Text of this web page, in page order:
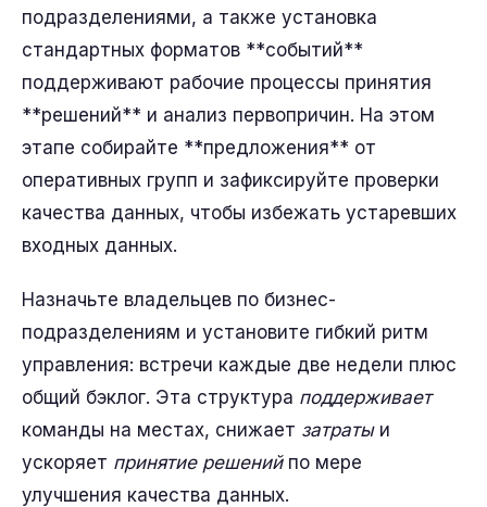
подразделениями, а также установка
стандартных форматов **событий**
поддерживают рабочие процессы принятия
**решений** и анализ первопричин. На этом
этапе собирайте **предложения** от
оперативных групп и зафиксируйте проверки
качества данных, чтобы избежать устаревших
входных данных.
Назначьте владельцев по бизнес-
подразделениям и установите гибкий ритм
управления: встречи каждые две недели плюс
общий бэклог. Эта структура поддерживает
команды на местах, снижает затратыи
ускоряет принятие решенийпо мере
улучшения качества данных.